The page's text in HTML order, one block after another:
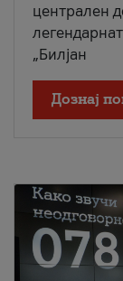
централен
„Билјан
Дознај